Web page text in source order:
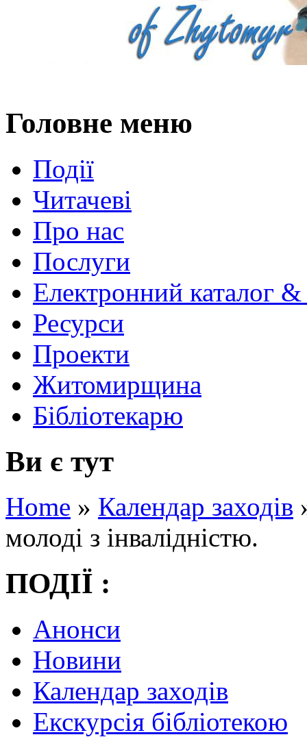
Головне меню
Події
Читачеві
Про нас
Послуги
Електронний каталог
Ресурси
Проекти
Житомирщина
Бібліотекарю
Ви є тут
Home » Календар заходів
молоді з інвалідністю.
ПОДІЇ :
Анонси
Новини
Календар заходів
Екскурсія бібліотекою